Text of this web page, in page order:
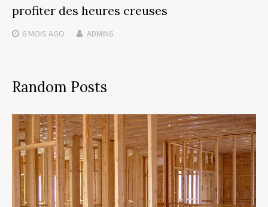
profiter des heures creuses
6 MOIS AGO ADMIN6
Random Posts